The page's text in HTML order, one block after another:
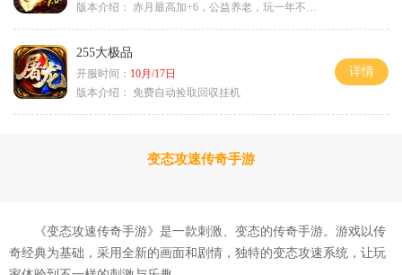
版本介绍： 赤月最高加+6，公益养老，玩一年不腻，屠龙
255大极品
开服时间： 10月/17日
版本介绍： 免费自动捡取回収挂机
详情
变态攻速传奇手游
《变态攻速传奇手游》是一款刺激、变态的传奇手游。游戏以传
奇经典为基础，采用全新的画面和剧情，独特的变态攻速系统，让玩